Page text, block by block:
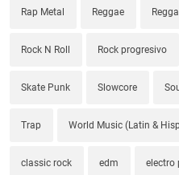
Rap Metal Reggae
Rock N Roll Rock progresivo
Skate Punk Slowcore
Trap World Music (Latin &
classic rock edm electro